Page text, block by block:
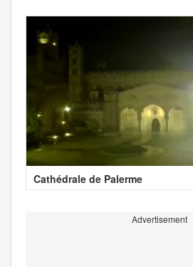
Cathédrale de Palerme
Advertisement